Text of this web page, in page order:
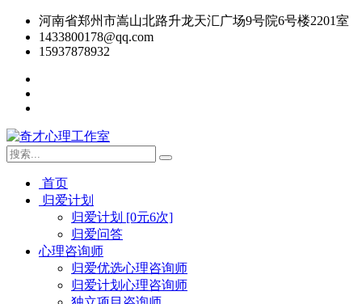
河南省郑州市嵩山北路升龙天汇广场9号院6号楼2201室
1433800178@qq.com
15937878932
首页
归爱计划
归爱计划 [0元6次]
归爱问答
心理咨询师
归爱优选心理咨询师
归爱计划心理咨询师